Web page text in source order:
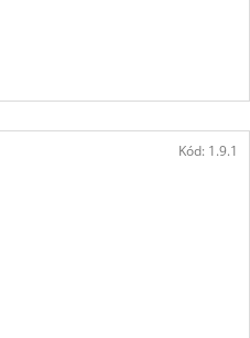
Kód: 1.9.1